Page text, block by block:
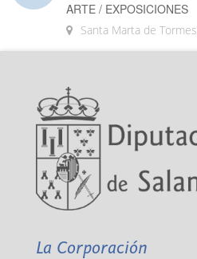
ARTE / EXPOSICIONES
Santa Marta de Tormes
La Corporación